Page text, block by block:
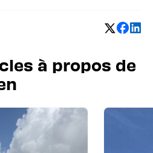
à propos de